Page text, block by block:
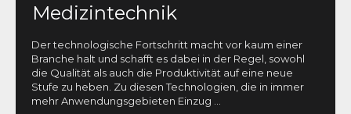
Medizintechnik
Der technologische Fortschritt macht vor kaum einer
Branche halt und schafft es dabei in der Regel, sowohl
die Qualität als auch die Produktivität auf eine neue
Stufe zu heben. Zu diesen Technologien, die in immer
mehr Anwendungsgebieten Einzug